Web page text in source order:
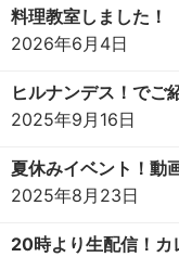
料理教室しました！
2026年6月4日
ヒルナンデス！でご
2025年9月16日
夏休みイベント！動
2025年8月23日
20時より生配信！カ